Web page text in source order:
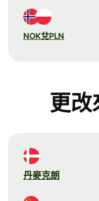
NOK兌PLN
更改
丹麥克朗